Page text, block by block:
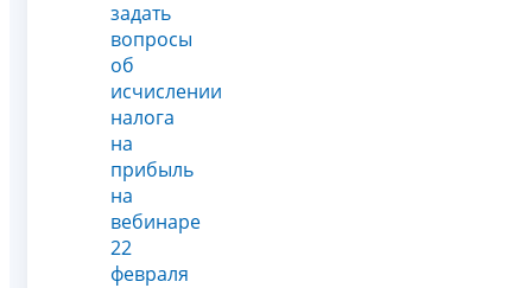
задать
вопросы
об
исчислении
налога
на
прибыль
на
вебинаре
22
февраля